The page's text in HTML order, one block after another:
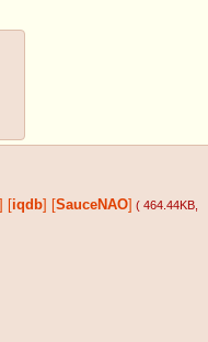
iqdb SauceNAO ( 464.44KB